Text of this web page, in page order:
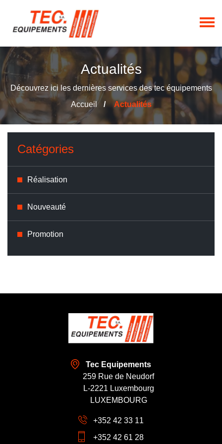
Actualités
Découvrez ici les dernières services des tec équipements
Accueil
Actualités
Catégories
Réalisation
Nouveauté
Promotion
Tec Equipements
259 Rue de Neudorf
L-2221 Luxembourg
LUXEMBOURG
+352 42 33 11
+352 42 61 28